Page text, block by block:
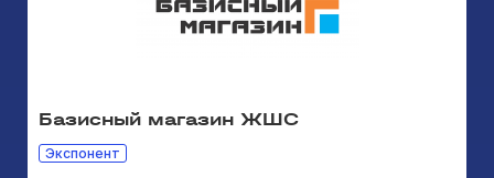
Базисный магазин ЖШС
Экспонент